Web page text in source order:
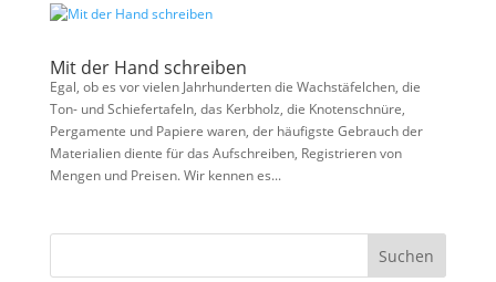
Mit der Hand schreiben
Egal, ob es vor vielen Jahrhunderten die Wachstäfelchen, die
Ton- und Schiefertafeln, das Kerbholz, die Knotenschnüre,
Pergamente und Papiere waren, der häufigste Gebrauch der
Materialien diente für das Aufschreiben, Registrieren von
Mengen und Preisen. Wir kennen es...